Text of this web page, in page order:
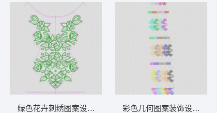
绿色花卉刺绣图案设计图 花前中彩色几何图案装饰设计 窗帘